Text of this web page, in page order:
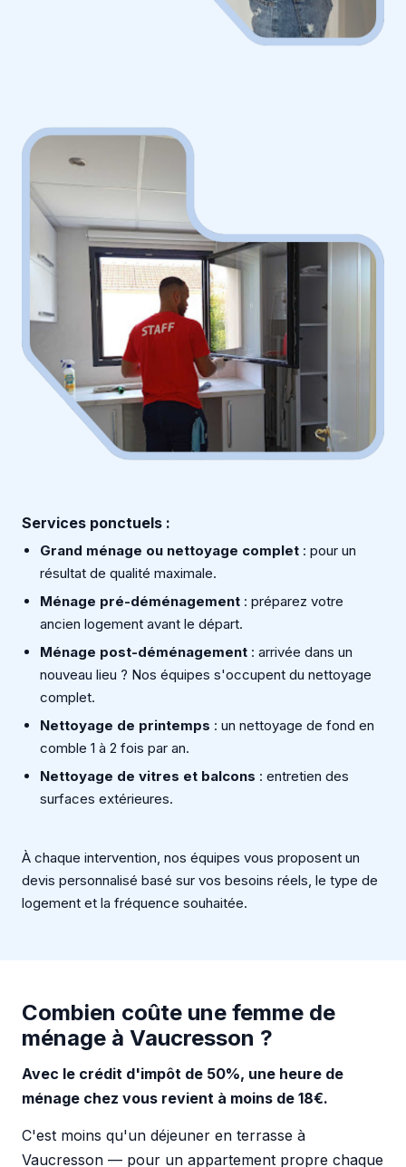
Services ponctuels :
Grand ménage ou nettoyage complet : pour un
résultat de qualité maximale.
Ménage pré-déménagement : préparez votre
ancien logement avant le départ.
Ménage post-déménagement : arrivée dans un
nouveau lieu ? Nos équipes s'occupent du nettoyage
complet.
Nettoyage de printemps : un nettoyage de fond en
comble 1 à 2 fois par an.
Nettoyage de vitres et balcons : entretien des
surfaces extérieures.
À chaque intervention, nos équipes vous proposent un
devis personnalisé basé sur vos besoins réels, le type de
logement et la fréquence souhaitée.
Combien coûte une femme de
ménage à Vaucresson ?
Avec le crédit d'impôt de 50%, une heure de
ménage chez vous revient à moins de 18€.
C'est moins qu'un déjeuner en terrasse à
Vaucresson — pour un appartement propre chaque